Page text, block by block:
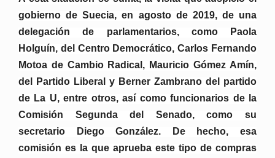
gobierno de Suecia, en agosto de 2019, de una
delegación de parlamentarios, como Paola
Holguín, del Centro Democrático, Carlos Fernando
Motoa de Cambio Radical, Mauricio Gómez Amín,
del Partido Liberal y Berner Zambrano del partido
de La U, entre otros, así como funcionarios de la
Comisión Segunda del Senado, como su
secretario Diego González. De hecho, esa
comisión es la que aprueba este tipo de compras